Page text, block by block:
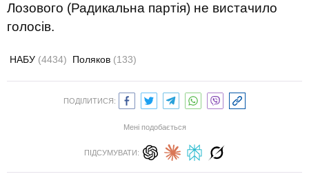
Лозового (Радикальна партія) не вистачило
голосів.
НАБУ (4434) Поляков (133)
ПОДІЛИТИСЯ:
Мені подобається
ПІДСУМУВАТИ: